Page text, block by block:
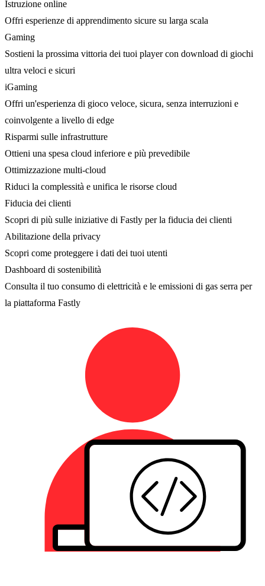
Istruzione online
Offri esperienze di apprendimento sicure su larga scala
Gaming
Sostieni la prossima vittoria dei tuoi player con download di giochi
ultra veloci e sicuri
iGaming
Offri un'esperienza di gioco veloce, sicura, senza interruzioni e
coinvolgente a livello di edge
Risparmi sulle infrastrutture
Ottieni una spesa cloud inferiore e più prevedibile
Ottimizzazione multi-cloud
Riduci la complessità e unifica le risorse cloud
Fiducia dei clienti
Scopri di più sulle iniziative di Fastly per la fiducia dei clienti
Abilitazione della privacy
Scopri come proteggere i dati dei tuoi utenti
Dashboard di sostenibilità
Consulta il tuo consumo di elettricità e le emissioni di gas serra per
la piattaforma Fastly